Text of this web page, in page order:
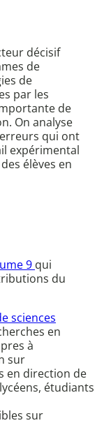
décisif
de
de
par les
de
On analyse
qui ont
expérimental
élèves en
9 qui
du
sciences
en
à
sur
en direction de
étudiants
sur